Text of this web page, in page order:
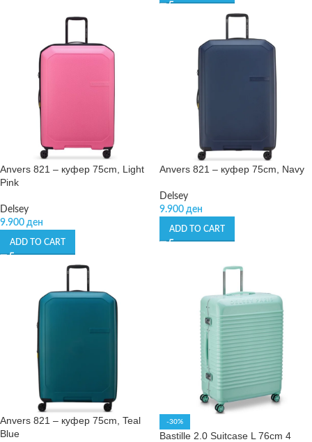
Anvers 821 – куфер 75cm, Light
Pink
Delsey
9.900 ден
ADD TO CART
Anvers 821 – куфер 75cm, Navy
Delsey
9.900 ден
ADD TO CART
Anvers 821 – куфер 75cm, Teal
Blue
-30%
Bastille 2.0 Suitcase L 76cm 4